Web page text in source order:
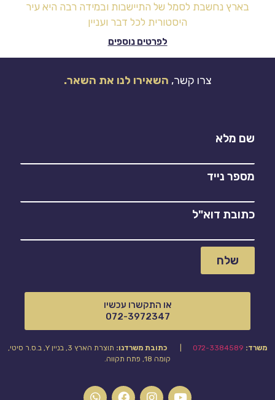
בארץ נחשבת לסמל של התיישבות ובמידה רבה היא עיר
היסטורית לכל דבר ועניין
לפרטים נוספים
צרו קשר, השאירו לנו את השאר.
שם מלא
מספר נייד
כתובת דוא"ל
שלח
או התקשרו עכשיו
072-3972347
משרד: 072-3384589 כתובת משרדנו:
תוצרת הארץ 3, בניין Y, ב.ס.ר סיטי,
קומה 18, פתח תקווה.